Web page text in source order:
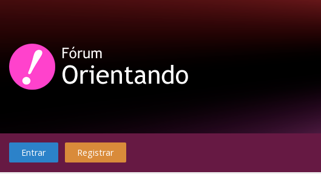
Entrar Registrar